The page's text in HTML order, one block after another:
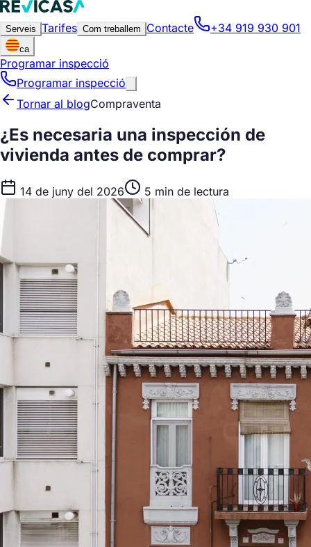
Serveis Tarifes Com treballem Contacte +34 919 930 901
ca
Programar inspecció
Programar inspecció
Tornar al blogCompraventa
¿Es necesaria una inspección de
vivienda antes de comprar?
14 de juny del 2026 5 min de lectura